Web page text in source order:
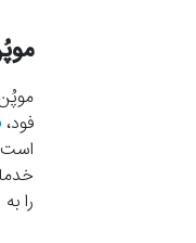
فود،
است
را